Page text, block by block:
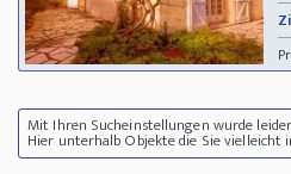
Mit Ihren Sucheinstellungen wurde
Hier unterhalb Objekte die Sie vielleicht